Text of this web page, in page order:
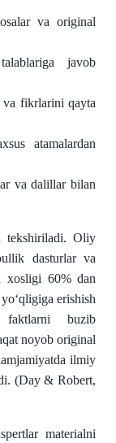
va original
javob
va fikrlarini qayta
atamalardan
va dalillar bilan
tekshiriladi. Oliy
dasturlar va
xosligi 60% dan
erishish
buzib
noyob original
ilmiy
(Day & Robert,
materialni